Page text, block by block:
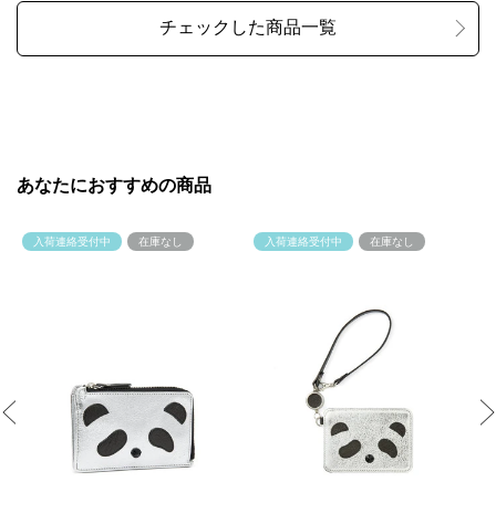
あなたにおすすめの商品
Previous
入荷連絡受付中 在庫なし 入荷連絡受付中 在庫なし